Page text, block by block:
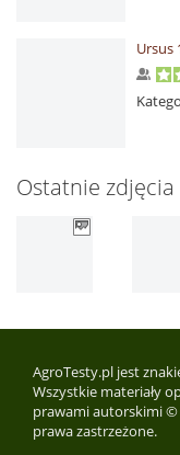
Ursus
Ostatnie zdjęcia
AgroTesty.pl jest
Wszystkie materiały
prawami autorskimi ©
prawa zastrzeżone.